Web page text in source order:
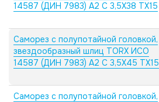
14587 (ДИН 7983) А2 C 3,5X38 TX15
Саморез с полупотайной головкой,
звездообразный шлиц TORX ИСО
14587 (ДИН 7983) А2 C 3,5X45 TX15
Саморез с полупотайной головкой,